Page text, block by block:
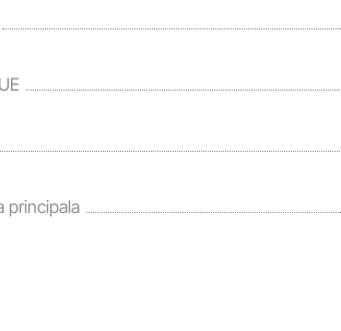
principala